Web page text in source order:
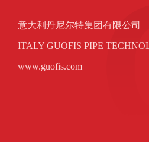
意大利丹尼尔特集团有限公司
ITALY GUOFIS PIPE
www.guofis.com